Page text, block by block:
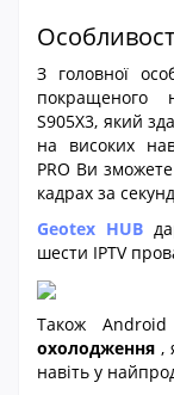
З головної
покращеного
S905X3, який
на високих
PRO Ви
кадрах за
Geotex HUB
шести IPTV
Також
охолодження ,
навіть у